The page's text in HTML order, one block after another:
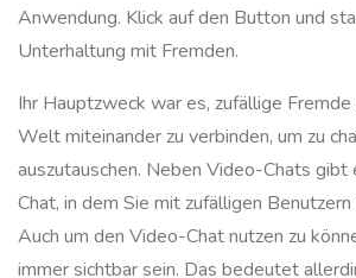
Anwendung. Klick auf den Button und
Unterhaltung mit Fremden.
Ihr Hauptzweck war es, zufällige Fremde
Welt miteinander zu verbinden, um zu
auszutauschen. Neben Video-Chats gibt
Chat, in dem Sie mit zufälligen
Auch um den Video-Chat nutzen zu
immer sichtbar sein. Das bedeutet